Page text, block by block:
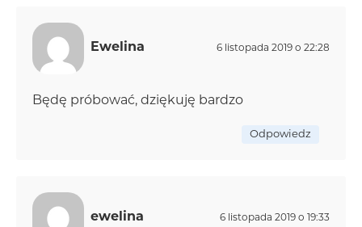
Ewelina 6 listopada 2019 o 22:28
Będę próbować, dziękuję bardzo
Odpowiedz
ewelina 6 listopada 2019 o 19:33